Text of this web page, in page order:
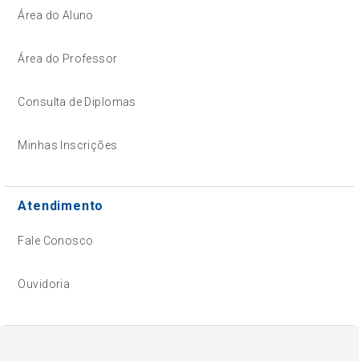
Área do Aluno
Área do Professor
Consulta de Diplomas
Minhas Inscrições
Atendimento
Fale Conosco
Ouvidoria